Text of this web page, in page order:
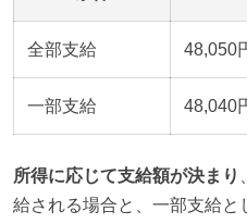
全部支給 48,050
一部支給 48,040
所得に応じて支給額が決まり
給される場合と、一部支給と